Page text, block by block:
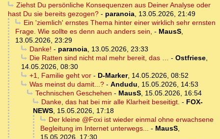
Ziehst Du persönliche Konsequenzen aus Deiner Analyse oder
hast Du sie bereits gezogen? - paranoia 13.05.2026, 21:49
Ein 'ziemlich' ernstes Thema hinter einer wirklich sehr ernsten
Frage. Wie sollte es denn auch anders sein, - MausS
13.05.2026, 23:29
Danke! - paranoia, 13.05.2026, 23:33
Die Ratten sind nicht mal mehr bereit, das …
- Ostfriese,
14.05.2026, 08:30
+1, Familie geht vor- D-Marker, 14.05.2026, 08:52
Was meinst du damit...?- Andudu
15.05.2026, 14:53
Technischen Geschehen - MausS, 15.05.2026, 16:54
Danke, das hat bei mir alle Klarheit beseitigt. - FOX-
NEWS 15.05.2026, 17:18
Der kleine @Foxi ist wieder einmal ohne erwachsene
Begleitung im Internet unterwegs...
- MausS
15.05.2026, 17:30